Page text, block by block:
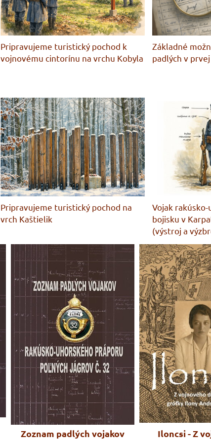
Pripravujeme turistický pochod k
vojnovému cintorínu na vrchu Kobyla
Základné
padlých v
Pripravujeme turistický pochod na
vrch Kaštielik
Vojak
bojisku v
(výstroj a
Zoznam padlých vojakov
Iloncsi - Z